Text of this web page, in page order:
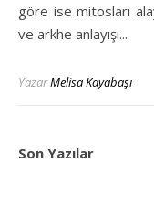
göre ise mitosları
ve arkhe anlayışı...
YazarMelisa Kayabaşı
Son Yazılar